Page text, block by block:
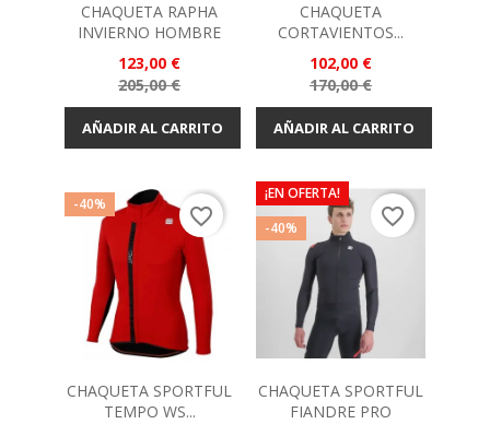
CHAQUETA RAPHA
INVIERNO HOMBRE
Precio
123,00 €
Precio
base
205,00 €
AÑADIR AL CARRITO
CHAQUETA
CORTAVIENTOS...
Precio
102,00 €
Precio
base
170,00 €
AÑADIR AL CARRITO
-40%
CHAQUETA SPORTFUL
TEMPO WS...
favorite_border
¡EN OFERTA!
-40%
CHAQUETA SPORTFUL
FIANDRE PRO
favorite_border